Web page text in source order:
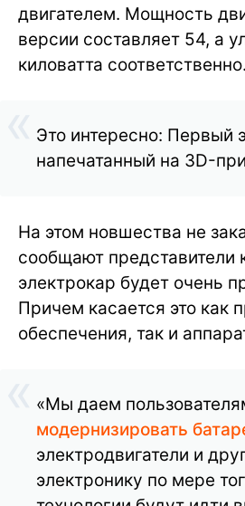
двигателем. Мощность
версии составляет 54, а
киловатта соответственно.
Это интересно: Первый
напечатанный на 3D-
На этом новшества не
сообщают представители
электрокар будет очень
Причем касается это как
обеспечения, так и
«Мы даем
модернизировать
электродвигатели и
электронику по мере